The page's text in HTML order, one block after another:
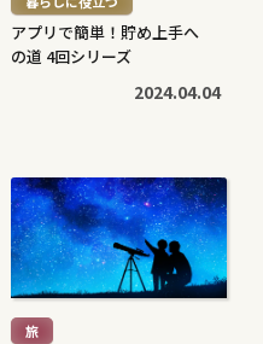
>
アプリで簡単！貯め上手へ
の道 4回シリーズ
2024.04.04
続
き
を
読
む
> 旅